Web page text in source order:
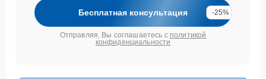
Бесплатная консультация -25%
Отправляя, Вы соглашаетесь с политикой
конфиденциальности